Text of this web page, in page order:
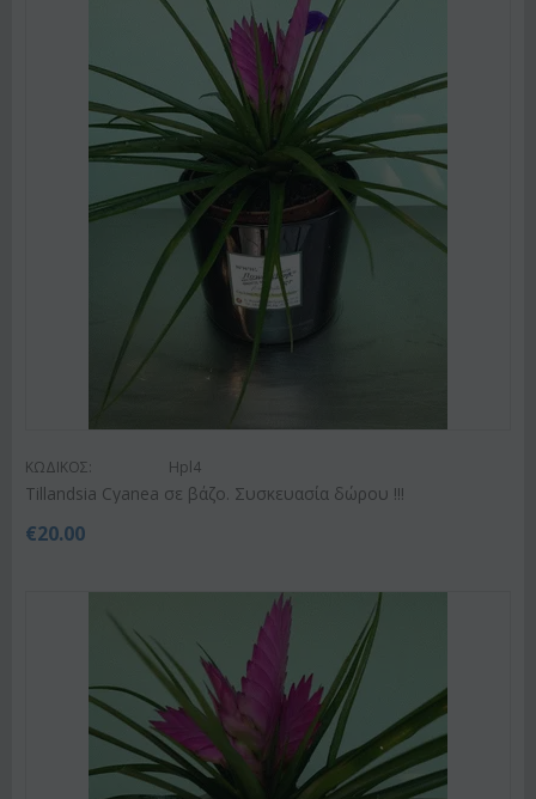
ΚΩΔΙΚΟΣ: Hpl4
Tillandsia Cyanea σε βάζο. Συσκευασία δώρου !!!
€20.00